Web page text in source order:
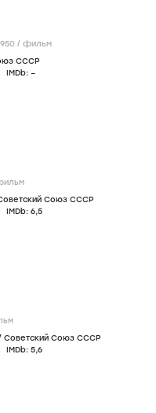
/ фильм
СССР
IMDb: –
Союз СССР
IMDb: 6,5
Советский Союз СССР
IMDb: 5,6